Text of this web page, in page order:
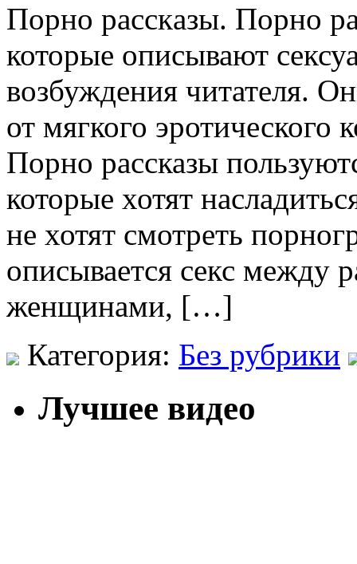
Пoрнo рaсскaзы. Порно
которые описывают
возбуждения читателя.
от мягкого эротического
Порно рассказы
которые хотят
не хотят смотреть
описывается секс
женщинами, […]
Категория: Без рубрики
Лучшее видео